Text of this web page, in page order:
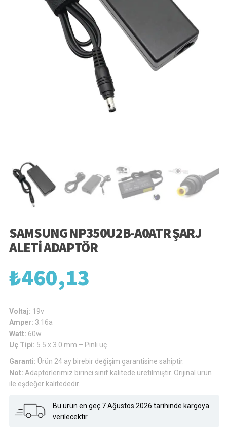
SAMSUNG NP350U2B-A0ATR ŞARJ
ALETI ADAPTÖR
₺460,13
Voltaj: 19v
Amper: 3.16a
Watt: 60w
Uç Tipi: 5.5 x 3.0 mm – Pinli uç
Garanti: Ürün 24 ay birebir değişim garantisine sahiptir.
Not: Adaptörlerimiz birinci sınıf kalitede üretilmiştir. Orijinal ürün
ile eşdeğer kalitededir.
Bu ürün en geç 7 Ağustos 2026 tarihinde kargoya
verilecektir